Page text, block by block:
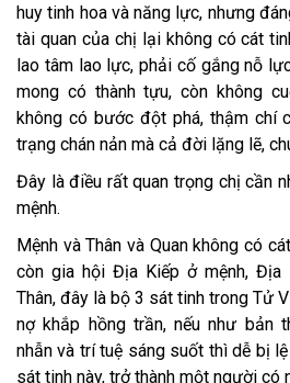
huy tinh hoa và năng lực, nhưng
tài quan của chị lại không có cát
lao tâm lao lực, phải cố gắng nỗ
mong có thành tựu, còn không
không có bước đột phá, thậm chí
trạng chán nản mà cả đời lặng lẽ,
Đây là điều rất quan trọng chị cần
mệnh.
Mệnh và Thân và Quan không có
còn gia hội Địa Kiếp ở mệnh, Địa
Thân, đây là bộ 3 sát tinh trong Tử
nợ khắp hồng trần, nếu như bản
nhẫn và trí tuệ sáng suốt thì dễ bị
sát tinh này, trở thành một người có